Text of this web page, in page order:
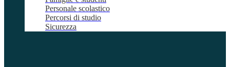
Personale scolastico
Percorsi di studio
Sicurezza